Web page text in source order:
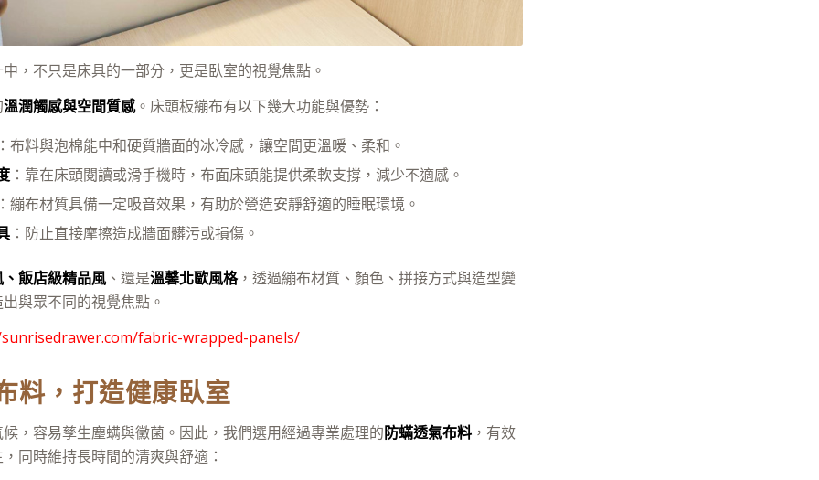
，不只是床具的一部分，更是臥室的視覺焦點。
溫潤觸感與空間質感。床頭板繃布有以下幾大功能與優勢：
布料與泡棉能中和硬質牆面的冰冷感，讓空間更溫暖、柔和。
：靠在床頭閱讀或滑手機時，布面床頭能提供柔軟支撐，減少不適感。
繃布材質具備一定吸音效果，有助於營造安靜舒適的睡眠環境。
：防止直接摩擦造成牆面髒污或損傷。
飯店級精品風、還是溫馨北歐風格，透過繃布材質、顏色、拼接方式與造型變
與眾不同的視覺焦點。
fabric-wrapped-panels/
料，打造健康臥室
，容易孳生塵螨與黴菌。因此，我們選用經過專業處理的防蟎透氣布料，有效
同時維持長時間的清爽與舒適：